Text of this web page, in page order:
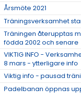
Årsmöte 2021
Träningsverksamhet
Träningen återupptas
födda 2002 och senare
VIKTIG INFO -
8 mars - ytterligare info
Viktig info - pausad
Padelbanan öppnas